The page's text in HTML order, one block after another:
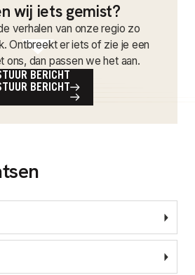
wij iets gemist?
verhalen van onze regio zo
Ontbreekt er iets of zie je een
ons, dan passen we het aan.
BERICHT
BERICHT